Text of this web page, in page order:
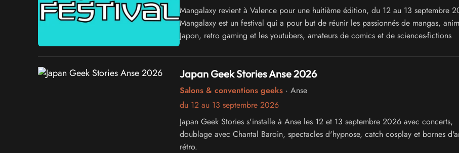
Mangalaxy revient à Valence pour une huitième édition, du 12 au 13 septembre
Mangalaxy est un festival qui a pour but de réunir les passionnés de mangas,
Japon, retro gaming et les youtubers, amateurs de comics et de sciences-fictions
Japan Geek Stories Anse 2026
Salons & conventions geeks· Anse
du 12 au 13 septembre 2026
Japan Geek Stories s'installe à Anse les 12 et 13 septembre 2026 avec concerts,
doublage avec Chantal Baroin, spectacles d'hypnose, catch cosplay et bornes
rétro.